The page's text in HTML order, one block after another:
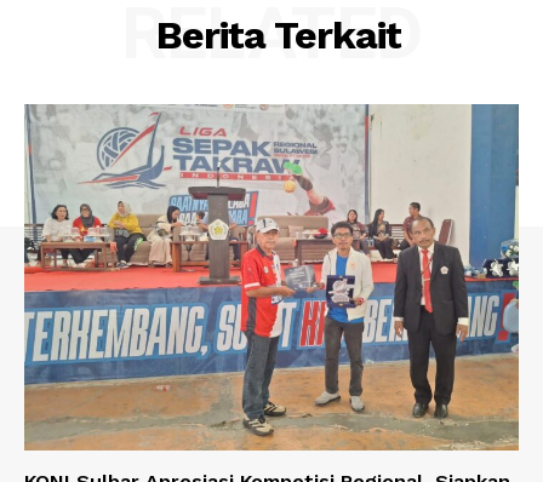
Berita Terkait
RELATED